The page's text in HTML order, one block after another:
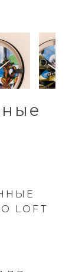
LOFT